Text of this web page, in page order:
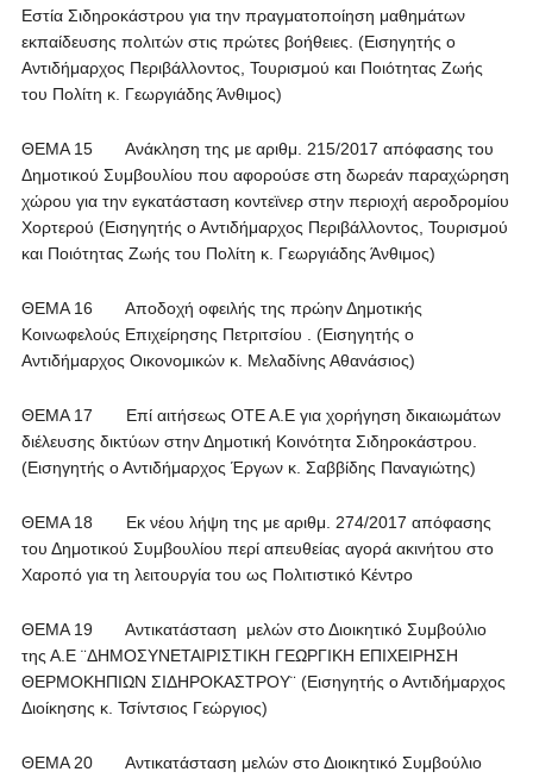
Εστία Σιδηροκάστρου για την πραγματοποίηση μαθημάτων
εκπαίδευσης πολιτών στις πρώτες βοήθειες. (Εισηγητής ο
Αντιδήμαρχος Περιβάλλοντος, Τουρισμού και Ποιότητας Ζωής
του Πολίτη κ. Γεωργιάδης Άνθιμος)
ΘΕΜΑ 15 Ανάκληση της με αριθμ. 215/2017 απόφασης του
Δημοτικού Συμβουλίου που αφορούσε στη δωρεάν παραχώρηση
χώρου για την εγκατάσταση κοντεϊνερ στην περιοχή αεροδρομίου
Χορτερού (Εισηγητής ο Αντιδήμαρχος Περιβάλλοντος, Τουρισμού
και Ποιότητας Ζωής του Πολίτη κ. Γεωργιάδης Άνθιμος)
ΘΕΜΑ 16 Αποδοχή οφειλής της πρώην Δημοτικής
Κοινωφελούς Επιχείρησης Πετριτσίου . (Εισηγητής ο
Αντιδήμαρχος Οικονομικών κ. Μελαδίνης Αθανάσιος)
ΘΕΜΑ 17 Επί αιτήσεως ΟΤΕ Α.Ε για χορήγηση δικαιωμάτων
διέλευσης δικτύων στην Δημοτική Κοινότητα Σιδηροκάστρου.
(Εισηγητής ο Αντιδήμαρχος Έργων κ. Σαββίδης Παναγιώτης)
ΘΕΜΑ 18 Εκ νέου λήψη της με αριθμ. 274/2017 απόφασης
του Δημοτικού Συμβουλίου περί απευθείας αγορά ακινήτου στο
Χαροπό για τη λειτουργία του ως Πολιτιστικό Κέντρο
ΘΕΜΑ 19 Αντικατάσταση μελών στο Διοικητικό Συμβούλιο
της Α.Ε ¨ΔΗΜΟΣΥΝΕΤΑΙΡΙΣΤΙΚΗ ΓΕΩΡΓΙΚΗ ΕΠΙΧΕΙΡΗΣΗ
ΘΕΡΜΟΚΗΠΙΩΝ ΣΙΔΗΡΟΚΑΣΤΡΟΥ¨ (Εισηγητής ο Αντιδήμαρχος
Διοίκησης κ. Τσίντσιος Γεώργιος)
ΘΕΜΑ 20 Αντικατάσταση μελών στο Διοικητικό Συμβούλιο